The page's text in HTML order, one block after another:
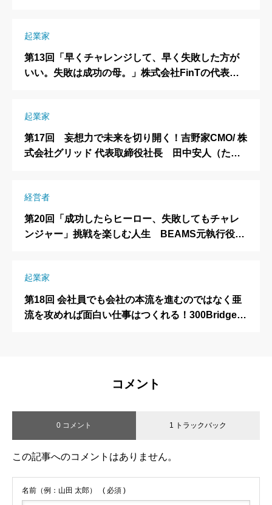
起業家
第13回「早くチャレンジして、早く失敗した方が
いい。失敗は成功の母。」株式会社FinTの代表取
起業家
第17回 妄想力で未来を切り開く！吉野家CMO/ 株
式会社グリッド 代表取締役社長 田中安人（たな
経営者
第20回「成功したらヒーロー、失敗してもチャレ
ンジャー」挑戦を楽しむ人生 BEAMS元執行役員/
起業家
第18回 会社員でも会社の本流を進むのではなく亜
流を攻めれば面白い仕事はつくれる！300Bridge代
コメント
0 コメント 1 トラックバック
この記事へのコメントはありません。
名前（例：山田 太郎） ( 必須 )